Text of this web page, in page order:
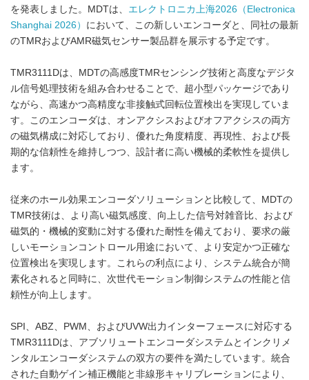
を発表しました。MDTは、 エレクトロニカ上海2026（Electronica
Shanghai 2026） において、この新しいエンコーダと、同社の最新
のTMRおよびAMR磁気センサー製品群を展示する予定です。
TMR3111Dは、MDTの高感度TMRセンシング技術と高度なデジタ
ル信号処理技術を組み合わせることで、超小型パッケージであり
ながら、高速かつ高精度な非接触式回転位置検出を実現していま
す。このエンコーダは、オンアクシスおよびオフアクシスの両方
の磁気構成に対応しており、優れた角度精度、再現性、および長
期的な信頼性を維持しつつ、設計者に高い機械的柔軟性を提供し
ます。
従来のホール効果エンコーダソリューションと比較して、MDTの
TMR技術は、より高い磁気感度、向上した信号対雑音比、および
磁気的・機械的変動に対する優れた耐性を備えており、要求の厳
しいモーションコントロール用途において、より安定かつ正確な
位置検出を実現します。これらの利点により、システム統合が簡
素化されると同時に、次世代モーション制御システムの性能と信
頼性が向上します。
SPI、ABZ、PWM、およびUVW出力インターフェースに対応する
TMR3111Dは、アブソリュートエンコーダシステムとインクリメ
ンタルエンコーダシステムの双方の要件を満たしています。統合
された自動ゲイン補正機能と非線形キャリブレーションにより、